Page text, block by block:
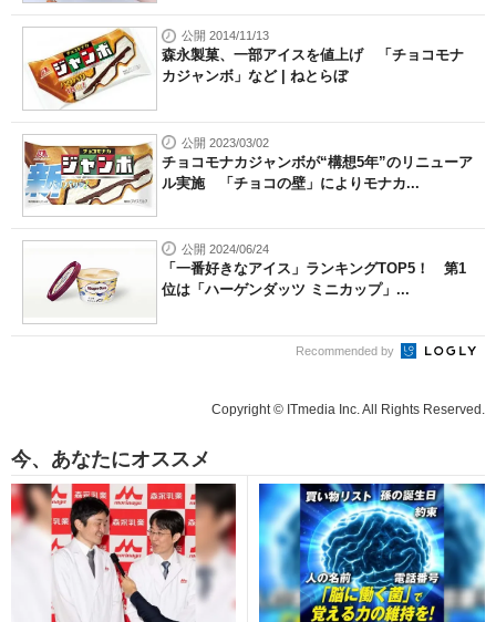
公開 2014/11/13
森永製菓、一部アイスを値上げ 「チョコモナ
カジャンボ」など | ねとらぼ
公開 2023/03/02
チョコモナカジャンボが“構想5年”のリニューア
ル実施 「チョコの壁」によりモナカ...
公開 2024/06/24
「一番好きなアイス」ランキングTOP5！ 第1
位は「ハーゲンダッツ ミニカップ」...
Recommended by
Copyright © ITmedia Inc. All Rights Reserved.
今、あなたにオススメ